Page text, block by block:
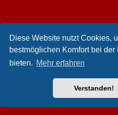
Diese Website nutzt Cookies,
bestmöglichen Komfort bei der
bieten. Mehr erfahren
Verstanden!